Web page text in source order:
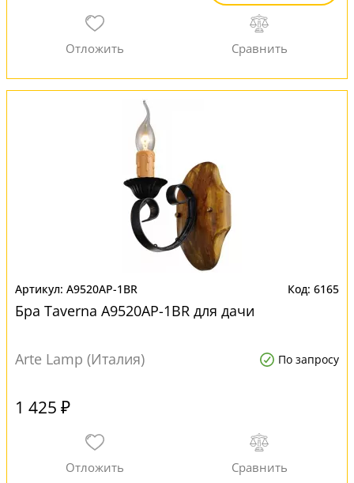
A9520AP-1BR 6165
Бра Taverna A9520AP-1BR для дачи
Arte Lamp (Италия) По запросу
1 425 ₽